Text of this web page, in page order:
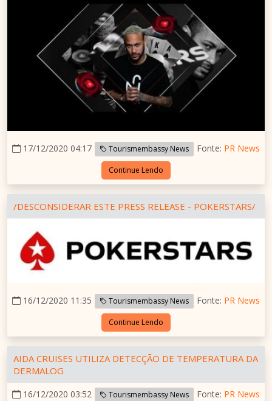
17/12/2020 04:17 Tourismembassy News Fonte: PR News
Continue Lendo
/DESCONSIDERAR ESTE PRESS RELEASE - POKERSTARS/
16/12/2020 11:35 Tourismembassy News Fonte: PR News
Continue Lendo
AIDA CRUISES UTILIZA DETECÇÃO DE TEMPERATURA DA
DERMALOG
16/12/2020 03:52 Tourismembassy News Fonte: PR News